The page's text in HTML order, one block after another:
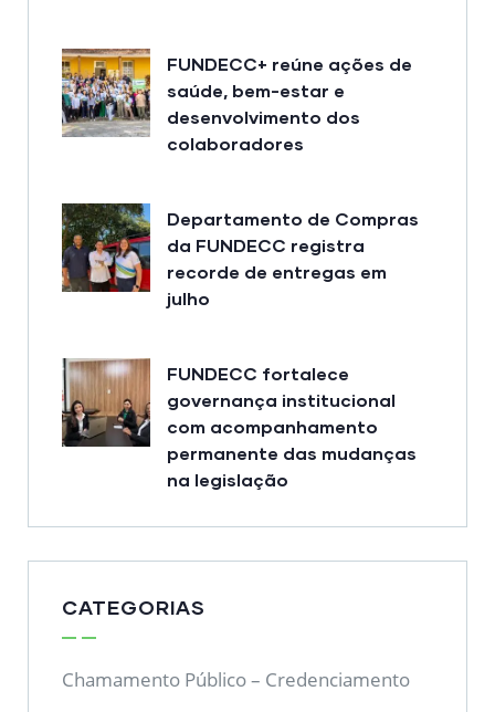
FUNDECC+ reúne ações de
saúde, bem-estar e
desenvolvimento dos
colaboradores
Departamento de Compras
da FUNDECC registra
recorde de entregas em
julho
FUNDECC fortalece
governança institucional
com acompanhamento
permanente das mudanças
na legislação
CATEGORIAS
Chamamento Público – Credenciamento